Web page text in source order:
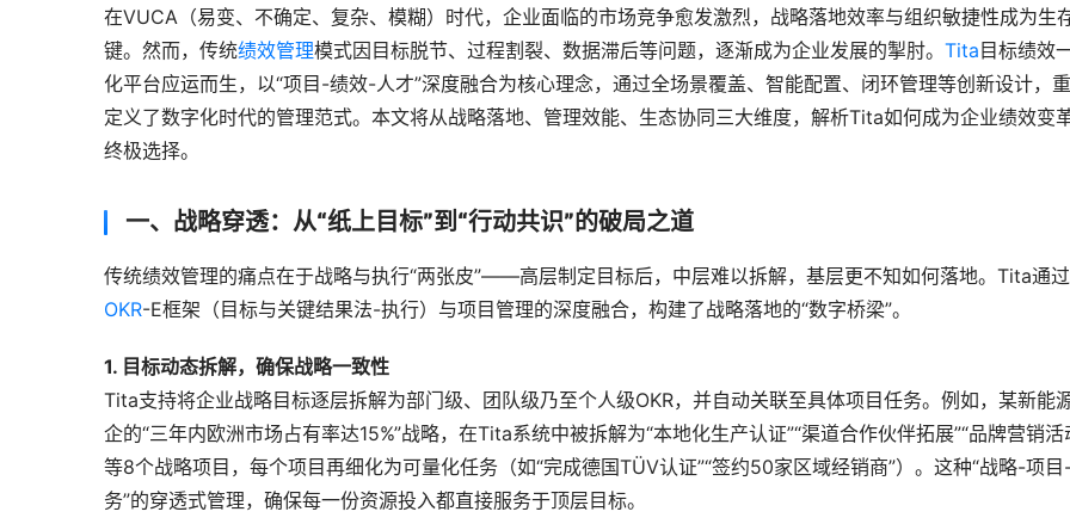
在VUCA（易变、不确定、复杂、模糊）时代，企业面临的市场竞争愈发激烈，战略落地效率与组织敏捷性成为生
键。然而，传统绩效管理模式因目标脱节、过程割裂、数据滞后等问题，逐渐成为企业发展的掣肘。 Tita 目标绩效
化平台应运而生，以“项目-绩效-人才”深度融合为核心理念，通过全场景覆盖、智能配置、闭环管理等创新设计，
定义了数字化时代的管理范式。本文将从战略落地、管理效能、生态协同三大维度，解析Tita如何成为企业绩效变
终极选择。
一、战略穿透：从“纸上目标”到“行动共识”的破局之道
传统绩效管理的痛点在于战略与执行“两张皮”——高层制定目标后，中层难以拆解，基层更不知如何落地。Tita通过
OKR-E框架（目标与关键结果法-执行）与项目管理的深度融合，构建了战略落地的“数字桥梁”。
1. 目标动态拆解，确保战略一致性
Tita支持将企业战略目标逐层拆解为部门级、团队级乃至个人级OKR，并自动关联至具体项目任务。例如，某新能
企的“三年内欧洲市场占有率达15%”战略，在Tita系统中被拆解为“本地化生产认证”“渠道合作伙伴拓展”“品牌营销活
等8个战略项目，每个项目再细化为可量化任务（如“完成德国TÜV认证”“签约50家区域经销商”）。这种“战略-项
务”的穿透式管理，确保每一份资源投入都直接服务于顶层目标。